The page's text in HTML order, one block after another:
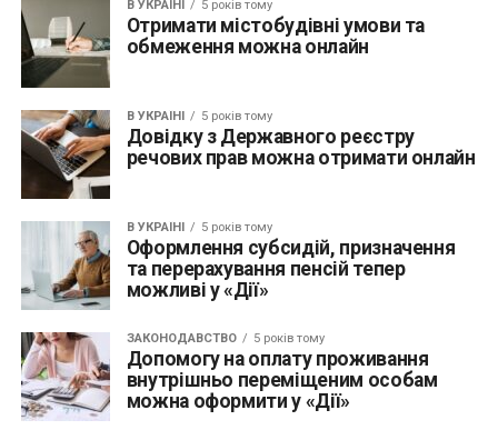
В УКРАЇНІ 5 років тому
Отримати містобудівні умови та
обмеження можна онлайн
В УКРАЇНІ 5 років тому
Довідку з Державного реєстру
речових прав можна отримати онлайн
В УКРАЇНІ 5 років тому
Оформлення субсидій, призначення
та перерахування пенсій тепер
можливі у «Дії»
ЗАКОНОДАВСТВО 5 років тому
Допомогу на оплату проживання
внутрішньо переміщеним особам
можна оформити у «Дії»